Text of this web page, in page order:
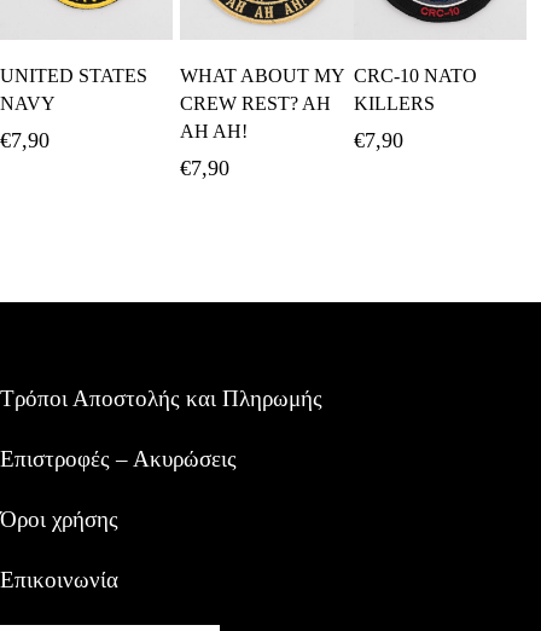
UNITED STATES
NAVY
€7,90
Καλάθι
WHAT ABOUT MY
CREW REST? AH
AH AH!
€7,90
Καλάθι
CRC-10 NATO
KILLERS
€7,90
Τρόποι Αποστολής και Πληρωμής
Επιστροφές – Ακυρώσεις
Όροι χρήσης
Επικοινωνία